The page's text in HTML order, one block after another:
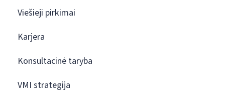
Viešieji pirkimai
Karjera
Konsultacinė taryba
VMI strategija